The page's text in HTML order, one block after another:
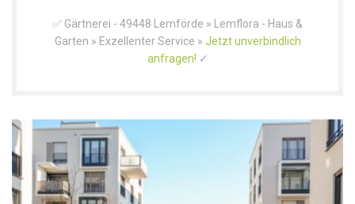
✅ Gärtnerei - 49448 Lemförde » Lemflora - Haus &
Garten » Exzellenter Service » Jetzt unverbindlich
anfragen! ✓